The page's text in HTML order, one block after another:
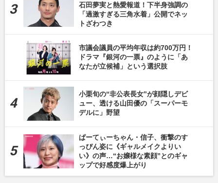
石田夢実と熱愛報道！下半身強調の
「過激すぎる三角水着」公開でネッ
トざわつき
市議会議員の平均年収は約700万円！
ドラマ『銀河の一票』のように「あ
なたが立候補」という選択肢
小栗旬の“非公表長女”が顔隠しデビ
ュー、透ける山田優の「スーパーモ
デルに」野望
ぱーてぃーちゃん・信子、衝撃のす
っぴん姿に《ギャルメイクよりい
い》の声…“お嬢様な素顔”とのギャ
ップで好感度爆上がり